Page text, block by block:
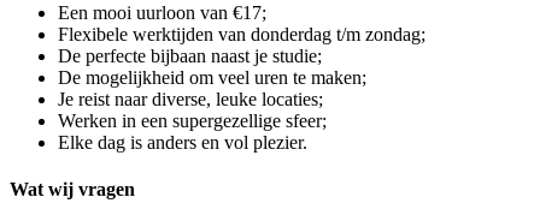
Een mooi uurloon van €17;
Flexibele werktijden van donderdag t/m zondag;
De perfecte bijbaan naast je studie;
De mogelijkheid om veel uren te maken;
Je reist naar diverse, leuke locaties;
Werken in een supergezellige sfeer;
Elke dag is anders en vol plezier.
Wat wij vragen